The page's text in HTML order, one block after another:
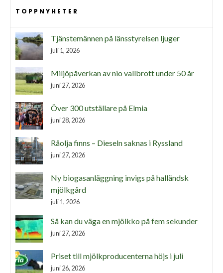
TOPPNYHETER
Tjänstemännen på länsstyrelsen ljuger
juli 1, 2026
Miljöpåverkan av nio vallbrott under 50 år
juni 27, 2026
Över 300 utställare på Elmia
juni 28, 2026
Råolja finns – Dieseln saknas i Ryssland
juni 27, 2026
Ny biogasanläggning invigs på halländsk
mjölkgård
juli 1, 2026
Så kan du väga en mjölkko på fem sekunder
juni 27, 2026
Priset till mjölkproducenterna höjs i juli
juni 26, 2026